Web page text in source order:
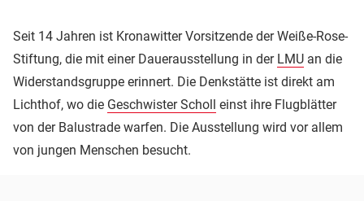
Seit 14 Jahren ist Kronawitter Vorsitzende der Weiße-Rose-
Stiftung, die mit einer Dauerausstellung in der LMU an die
Widerstandsgruppe erinnert. Die Denkstätte ist direkt am
Lichthof, wo die Geschwister Scholl
einst ihre Flugblätter
von der Balustrade warfen. Die Ausstellung wird vor allem
von jungen Menschen besucht.